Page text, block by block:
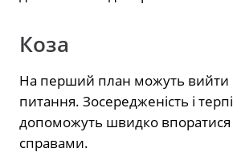
Коза
На перший план можуть вийти
питання. Зосередженість і
допоможуть швидко впоратися
справами.